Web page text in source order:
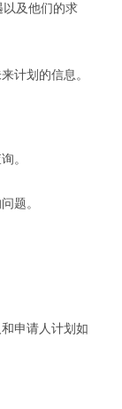
及他们的求
计划的信息。
。
题。
申请人计划如